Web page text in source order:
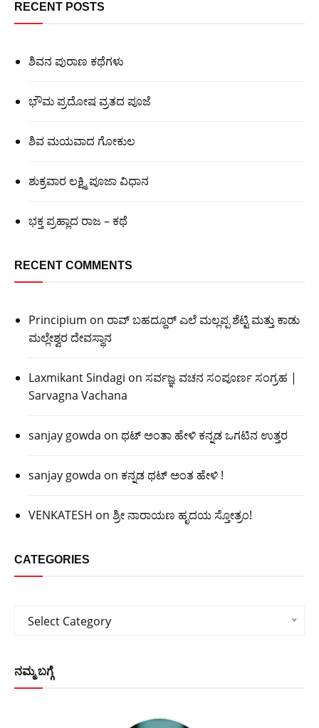
RECENT POSTS
ಶಿವನ ಪುರಾಣ ಕಥೆಗಳು
ಭೌಮ ಪ್ರದೋಷ ವ್ರತದ ಪೂಜೆ
ಶಿವ ಮಯವಾದ ಗೋಕುಲ
ಶುಕ್ರವಾರ ಲಕ್ಷ್ಮಿ ಪೂಜಾ ವಿಧಾನ
ಭಕ್ತ ಪ್ರಹ್ಲಾದ ರಾಜ – ಕಥೆ
RECENT COMMENTS
Principium on ರಾವ್ ಬಹದ್ದೂರ್ ಎಲೆ ಮಲ್ಲಪ್ಪ ಶೆಟ್ಟಿ ಮತ್ತು ಕಾಡು
ಮಲ್ಲೇಶ್ವರ ದೇವಸ್ಥಾನ
Laxmikant Sindagi on ಸರ್ವಜ್ಞ ವಚನ ಸಂಪೂರ್ಣ ಸಂಗ್ರಹ |
Sarvagna Vachana
sanjay gowda on ಥಟ್ ಅಂತಾ ಹೇಳಿ ಕನ್ನಡ ಒಗಟಿನ ಉತ್ತರ
sanjay gowda on ಕನ್ನಡ ಥಟ್ ಅಂತ ಹೇಳಿ !
VENKATESH on ಶ್ರೀ ನಾರಾಯಣ ಹೃದಯ ಸ್ತೋತ್ರಂ!
CATEGORIES
Categories
Select Category
ನಮ್ಮ ಬಗ್ಗೆ